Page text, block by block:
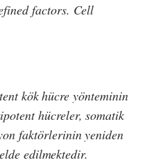
factors. Cell
kök hücre yönteminin
hücreler, somatik
faktörlerinin yeniden
edilmektedir.